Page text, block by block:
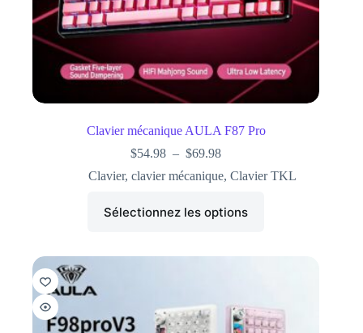
Clavier mécanique AULA F87 Pro
$54.98 – $69.98
Clavier, clavier mécanique, Clavier TKL
Sélectionnez les options